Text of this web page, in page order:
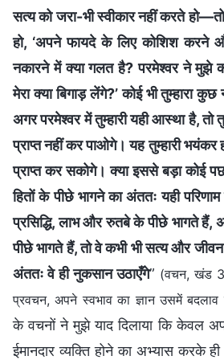
सत्य को जरा-भी स्वीकार नहीं करते
हो, ‘अपने फायदे के लिए कोशिश करने
नकारने में क्या गलत है? परमेश्वर ने मुझे
मेरा क्या बिगाड़ लेंगे?’ कोई भी तुम्हारा
अगर परमेश्वर में तुम्हारी यही आस्था है,
प्राप्त नहीं कर पाओगे। यह तुम्हारी भयंकर
प्राप्‍त कर सकोगे। क्या इससे बड़ा कोई
हितों के पीछे भागने का अंततः यही
प्रसिद्धि, लाभ और रुतबे के पीछे भागते हैं,
पीछे भागते हैं, तो वे कभी भी सत्य और
अंततः वे ही नुकसान उठाएँगे” (वचन, खंड
प्रवचन, अपने स्‍वभाव का ज्ञान उसमें बदलाव
के वचनों ने मुझे याद दिलाया कि केवल
ईमानदार व्यक्ति होने का अभ्यास करके